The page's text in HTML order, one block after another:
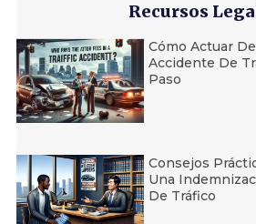
Recursos
Cómo Actuar
Accidente De
Paso
Consejos
Una
De Tráfico